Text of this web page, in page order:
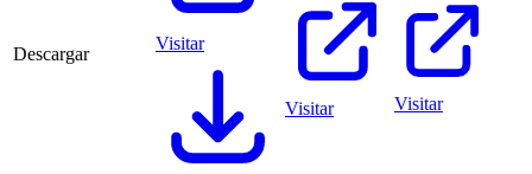
Descargar
Visitar
Visitar Visitar